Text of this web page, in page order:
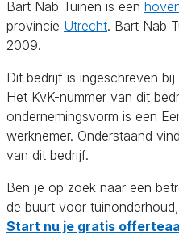
Bart Nab Tuinen is een
provincie Utrecht. Bart Nab
2009.
Dit bedrijf is ingeschreven
Het KvK-nummer van dit
ondernemingsvorm is een
werknemer. Onderstaand
van dit bedrijf.
Ben je op zoek naar een
de buurt voor
Start nu je gratis